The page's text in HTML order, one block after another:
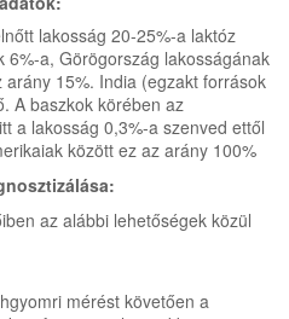
lakosság 20-25%-a laktóz
6%-a, Görögország lakosságának
15%. India (egzakt források
A baszkok körében az
a lakosság 0,3%-a szenved ettől
között ez az arány 100%
az alábbi lehetőségek közül
mérést követően a